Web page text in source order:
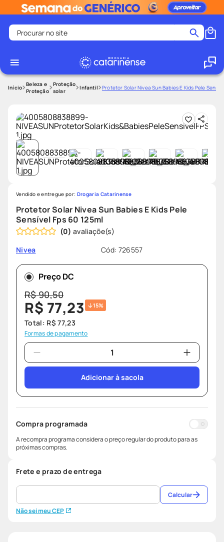
Procurar no site
1
2 º
medley
4º
shampoo
5º
tadalafila
6º
lenço umedecido
7º
ozivy
9º
teste gravidez
10º fralda pampers
Beleza e
Proteção
Proteção
solar
Infantil Protetor Solar Nivea Sun Babies E Kids Pele
Protetor Solar Nivea Sun Babies E Kids Pele
Sensível Fps 60 125ml
(0)
Nivea
Cód: 726557
Vendido e entregue por: Drogaria Catarinense
Preço DC
R$90,50
R$ 77,23 15%
Total: R$ 77,23
Formas de pagamento
Adicionar à sacola
Compra programada
A recompra programa considera o preço regular do produto para as
próximas compras.
Frete e prazo de entrega
Não sei meu CEP
Calcular